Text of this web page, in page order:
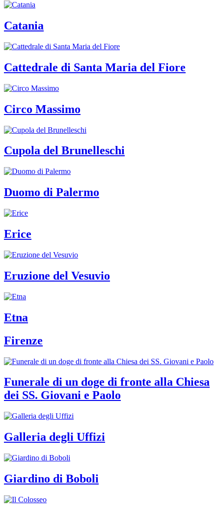
Catania
Cattedrale di Santa Maria del Fiore
Circo Massimo
Cupola del Brunelleschi
Duomo di Palermo
Erice
Eruzione del Vesuvio
Etna
Firenze
Funerale di un doge di fronte alla Chiesa
dei SS. Giovani e Paolo
Galleria degli Uffizi
Giardino di Boboli